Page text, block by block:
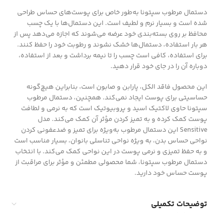
دستمال مرطوب سپتونا به‌طور خاص برای پوست‌های حساس طراحی
شده است و بسیار نرم و لطیف است. این دستمال‌ها با یک چسب
محافظ بر روی بسته‌بندی خود عرضه می‌شوند که اجازه می‌دهد پس از
هر بار استفاده، دستمال‌ها خشک نشوند و رطوبت خود را حفظ کنند.
برای استفاده، کافی است چسب را تا نیمه برداشت و بعد از استفاده،
دوباره آن را در جای خود قرار دهید.
این محصول فاقد الکل، پارابن و صابون است، بنابراین هیچ‌گونه
حساسیتی برای پوست ایجاد نمی‌کند. همچنین، دستمال مرطوب
سپتونا حاوی لاکتیک اسید و پروبیوتیک است که به نرمی و لطافت
پوست کمک کرده و به تمیز کردن مؤثر آن کمک می‌کند. مدل
Sensitive این دستمال مرطوب به‌ویژه برای تمیز و ضدعفونی کردن
نواحی حساس بدن، به ویژه نواحی تناسلی بانوان، بسیار مناسب است
و به حفظ تمیزی و نرمی پوست در این نواحی کمک می‌کند. با انتخاب
دستمال مرطوب سپتونا، شما محصولی مطمئن و مؤثر برای مراقبت از
پوست حساس خود دارید.
توضیحات تکمیلی